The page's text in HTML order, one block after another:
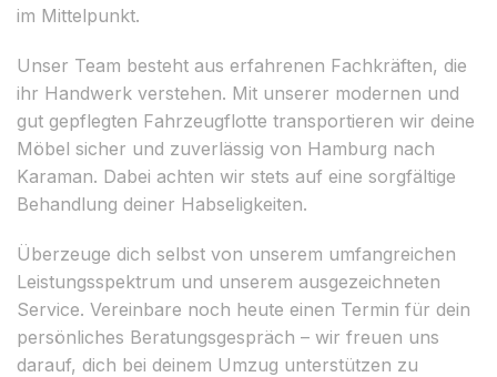
im Mittelpunkt.
Unser Team besteht aus erfahrenen Fachkräften, die
ihr Handwerk verstehen. Mit unserer modernen und
gut gepflegten Fahrzeugflotte transportieren wir deine
Möbel sicher und zuverlässig von Hamburg nach
Karaman. Dabei achten wir stets auf eine sorgfältige
Behandlung deiner Habseligkeiten.
Überzeuge dich selbst von unserem umfangreichen
Leistungsspektrum und unserem ausgezeichneten
Service. Vereinbare noch heute einen Termin für dein
persönliches Beratungsgespräch – wir freuen uns
darauf, dich bei deinem Umzug unterstützen zu